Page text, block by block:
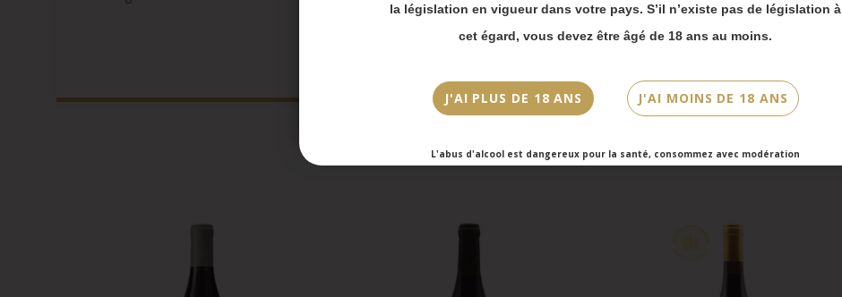
la législation en vigueur dans votre pays. S’il n’existe pas de législation à
cet égard, vous devez être âgé de 18 ans au moins.
J'AI PLUS DE 18 ANS J'AI MOINS DE 18 ANS
L'abus d'alcool est dangereux pour la santé, consommez avec modération
Merci de bien prendre en compte :
Les envois Chronopost reprendront à partir du 31 août.
Honoré et cave Victor Hugo) seront disponibles à partir du 4
septembre.